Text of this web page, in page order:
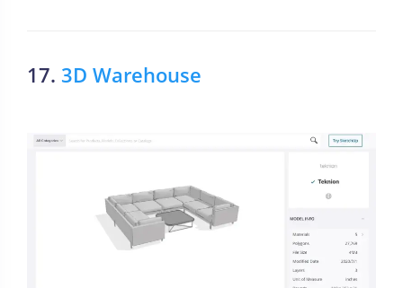
17. 3D Warehouse